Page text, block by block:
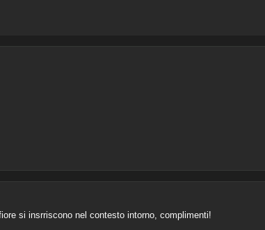
si insrriscono nel contesto intorno, complimenti!